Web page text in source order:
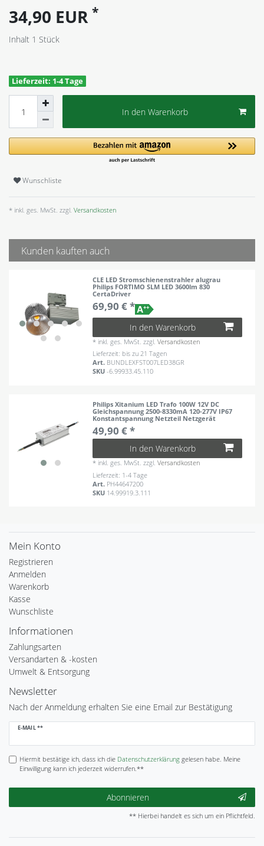
34,90 EUR *
Inhalt 1 Stück
Lieferzeit: 1-4 Tage
In den Warenkorb
Wunschliste
* inkl. ges. MwSt. zzgl. Versandkosten
Kunden kauften auch
CLE LED Stromschienenstrahler alugrau
Philips FORTIMO SLM LED 3600lm 830
CertaDriver
69,90 € *
In den Warenkorb
* inkl. ges. MwSt. zzgl.Versandkosten
Lieferzeit: bis zu 21 Tagen
Art. BUNDLEXFST007LED38GR
SKU-6.99933.45.110
Philips Xitanium LED Trafo 100W 12V DC
Gleichspannung 2500-8330mA 120-277V IP67
Konstantspannung Netzteil Netzgerät
49,90 € *
In den Warenkorb
* inkl. ges. MwSt. zzgl.Versandkosten
Lieferzeit: 1-4 Tage
Art. PH44647200
SKU 14.99919.3.111
Mein Konto
Registrieren
Anmelden
Warenkorb
Kasse
Wunschliste
Informationen
Zahlungsarten
Versandarten & -kosten
Umwelt & Entsorgung
Newsletter
Nach der Anmeldung erhalten Sie eine Email zur Bestätigung
E-MAIL **
Newsletter
Hiermit bestätige ich, dass ich die Daten­schutz­erklärunggelesen habe. Meine
Einwilligung kann ich jederzeit widerrufen.**
Abonnieren
** Hierbei handelt es sich um ein Pflichtfeld.